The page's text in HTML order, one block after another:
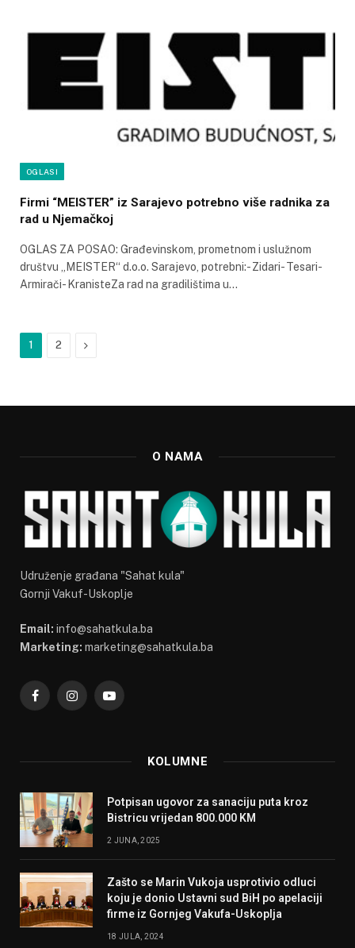
OGLASI
Firmi “MEISTER” iz Sarajevo potrebno više radnika za
rad u Njemačkoj
OGLAS ZA POSAO: Građevinskom, prometnom i uslužnom
društvu „MEISTER“ d.o.o. Sarajevo, potrebni:- Zidari- Tesari-
Armirači- KranisteZa rad na gradilištima u…
1 2 Next
O NAMA
Udruženje građana "Sahat kula"
Gornji Vakuf-Uskoplje
Email: info@sahatkula.ba
Marketing: marketing@sahatkula.ba
FacebookInstagramYouTube
KOLUMNE
Potpisan ugovor za sanaciju puta kroz
Bistricu vrijedan 800.000 KM
2 JUNA, 2025
Zašto se Marin Vukoja usprotivio odluci
koju je donio Ustavni sud BiH po apelaciji
firme iz Gornjeg Vakufa-Uskoplja
18 JULA, 2024